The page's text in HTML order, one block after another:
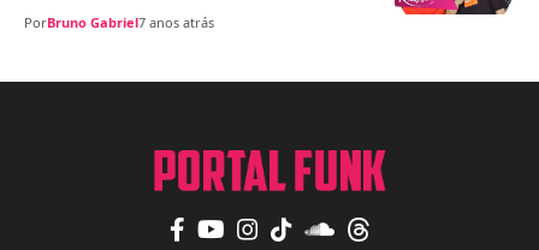
PorBruno Gabriel7 anos atrás